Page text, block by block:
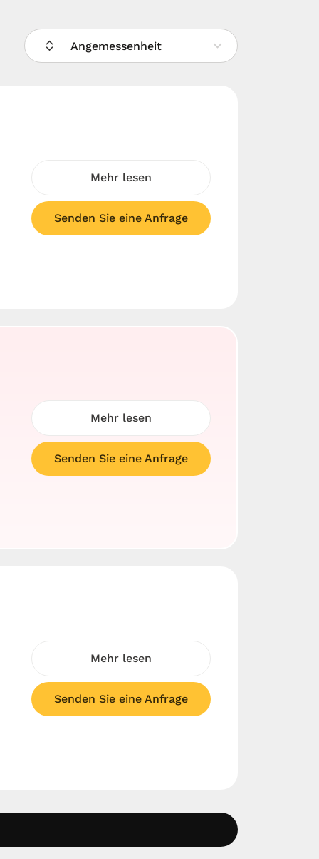
Angemessenheit
Mehr lesen
Senden Sie eine Anfrage
Mehr lesen
Senden Sie eine Anfrage
Mehr lesen
Senden Sie eine Anfrage